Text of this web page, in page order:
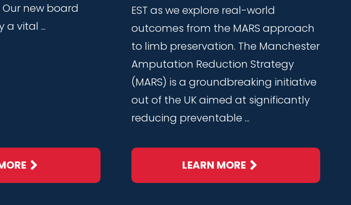
new board
a vital ...
EST as we explore real-world
outcomes from the MARS approach
to limb preservation. The Manchester
Amputation Reduction Strategy
(MARS) is a groundbreaking initiative
out of the UK aimed at significantly
reducing preventable ...
LEARN MORE